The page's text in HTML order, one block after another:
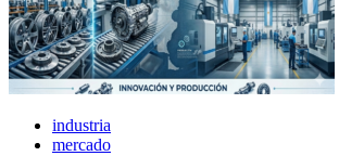
industria
mercado